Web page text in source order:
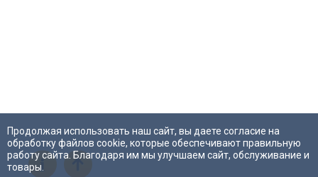
Продолжая использовать наш сайт, вы даете согласие на
обработку файлов cookie, которые обеспечивают правильную
работу сайта. Благодаря им мы улучшаем сайт, обслуживание и
товары.i